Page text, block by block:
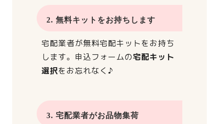
2. 無料キットをお持ちします
宅配業者が無料宅配キットをお持ち
します。 申込フォームの宅配キット
選択をお忘れなく♪
3. 宅配業者がお品物集荷